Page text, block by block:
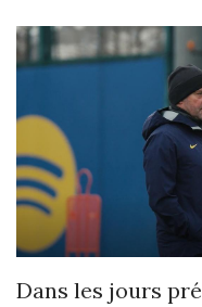
Dans les jours